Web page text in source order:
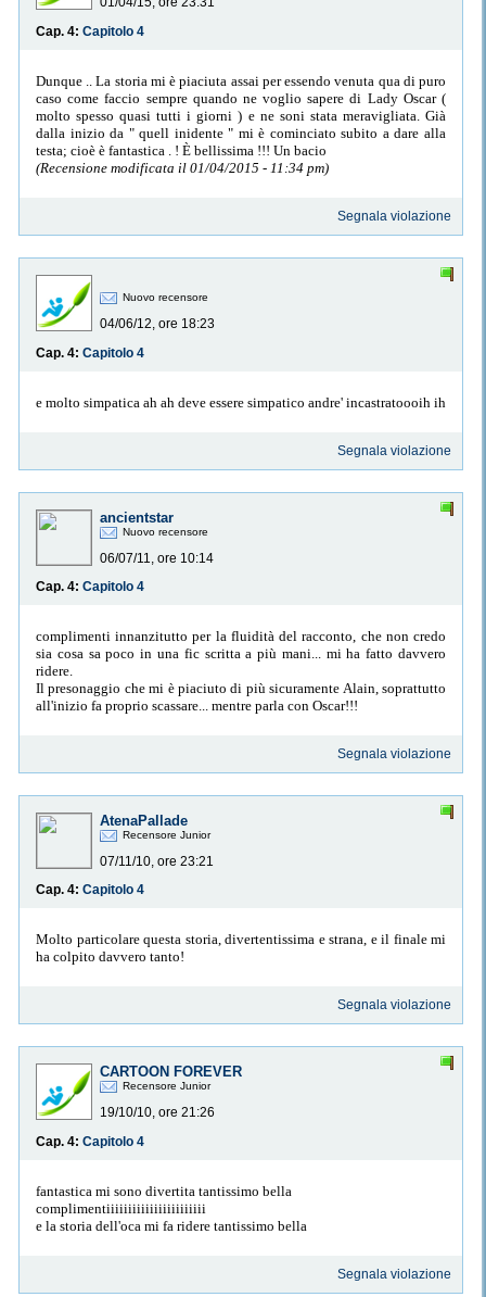
Cap. 4: Capitolo 4
Dunque .. La storia mi è piaciuta assai per essendo venuta qua di puro
caso come faccio sempre quando ne voglio sapere di Lady Oscar (
molto spesso quasi tutti i giorni ) e ne soni stata meravigliata. Già
dalla inizio da " quell inidente " mi è cominciato subito a dare alla
testa; cioè è fantastica . ! È bellissima !!! Un bacio
(Recensione modificata il 01/04/2015 - 11:34 pm)
Segnala violazione
Nuovo recensore
04/06/12, ore 18:23
Cap. 4: Capitolo 4
e molto simpatica ah ah deve essere simpatico andre' incastratoooih ih
Segnala violazione
ancientstar
Nuovo recensore
06/07/11, ore 10:14
Cap. 4: Capitolo 4
complimenti innanzitutto per la fluidità del racconto, che non credo
sia cosa sa poco in una fic scritta a più mani... mi ha fatto davvero
ridere.
Il presonaggio che mi è piaciuto di più sicuramente Alain, soprattutto
all'inizio fa proprio scassare... mentre parla con Oscar!!!
Segnala violazione
AtenaPallade
Recensore Junior
07/11/10, ore 23:21
Cap. 4: Capitolo 4
Molto particolare questa storia, divertentissima e strana, e il finale mi
ha colpito davvero tanto!
Segnala violazione
CARTOON FOREVER
Recensore Junior
19/10/10, ore 21:26
Cap. 4: Capitolo 4
fantastica mi sono divertita tantissimo bella
complimentiiiiiiiiiiiiiiiiiiiiiii
e la storia dell'oca mi fa ridere tantissimo bella
Segnala violazione